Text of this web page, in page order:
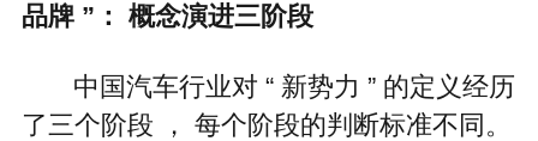
品牌 ”： 概念演进三阶段
中国汽车行业对 “ 新势力 ” 的定义经历
了三个阶段 ， 每个阶段的判断标准不同。